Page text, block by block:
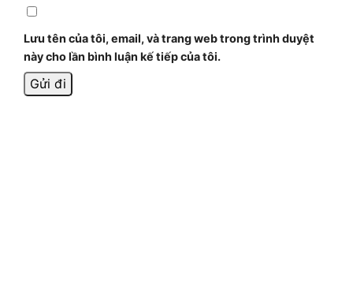
Lưu tên của tôi, email, và trang web trong trình duyệt
này cho lần bình luận kế tiếp của tôi.